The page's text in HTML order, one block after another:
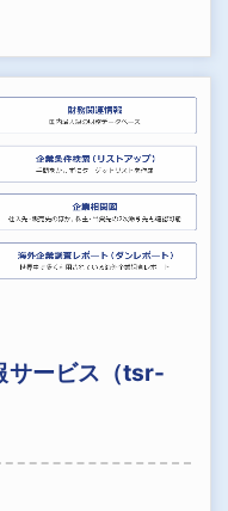
サービス（tsr-